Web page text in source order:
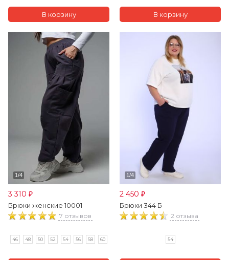
3 310 ₽
Брюки женские 10001
7 отзывов
46 48 50 52 54 56 58 60
2 450 ₽
Брюки 344 Б
2 отзыва
54